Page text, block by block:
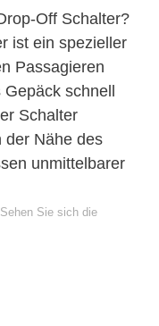
Off Schalter?
ist ein spezieller
Passagieren
schnell
Schalter
der Nähe des
unmittelbarer
Sehen Sie sich die